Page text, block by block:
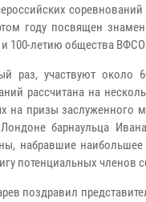
году посвящен
100-летию общества
раз, участвуют около
рассчитана на
на призы заслуженного
барнаульца
набравшие наибольшее
потенциальных членов
поздравил